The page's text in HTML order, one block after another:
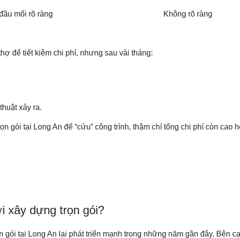
mối rõ ràng Không rõ ràng
để tiết kiệm chi phí, nhưng sau vài tháng:
xảy ra.
gói tại Long An để “cứu” công trình, thậm chí tổng chi phí còn cao
xây dựng trọn gói?
gói tại Long An lại phát triển mạnh trong những năm gần đây. Bên